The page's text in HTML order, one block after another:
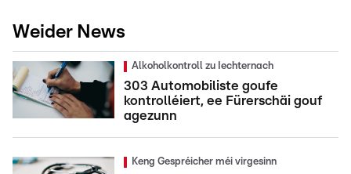
Weider News
Alkoholkontroll zu Iechternach
303 Automobiliste goufe
kontrolléiert, ee Fürerschäi gouf
agezunn
Keng Gespréicher méi virgesinn